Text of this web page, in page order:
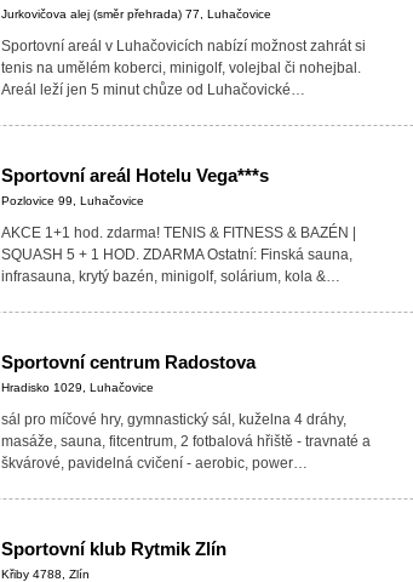
Jurkovičova alej (směr přehrada) 77, Luhačovice
Sportovní areál v Luhačovicích nabízí možnost zahrát si
tenis na umělém koberci, minigolf, volejbal či nohejbal.
Areál leží jen 5 minut chůze od Luhačovické…
Sportovní areál Hotelu Vega***s
Pozlovice 99, Luhačovice
AKCE 1+1 hod. zdarma! TENIS & FITNESS & BAZÉN |
SQUASH 5 + 1 HOD. ZDARMA Ostatní: Finská sauna,
infrasauna, krytý bazén, minigolf, solárium, kola &…
Sportovní centrum Radostova
Hradisko 1029, Luhačovice
sál pro míčové hry, gymnastický sál, kuželna 4 dráhy,
masáže, sauna, fitcentrum, 2 fotbalová hřiště - travnaté a
škvárové, pavidelná cvičení - aerobic, power…
Sportovní klub Rytmik Zlín
Křiby 4788, Zlín